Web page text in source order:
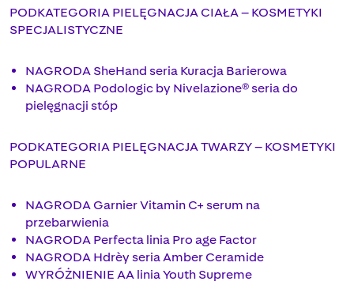
PODKATEGORIA PIELĘGNACJA CIAŁA – KOSMETYKI
SPECJALISTYCZNE
NAGRODA SheHand seria Kuracja Barierowa
NAGRODA Podologic by Nivelazione® seria do
pielęgnacji stóp
PODKATEGORIA PIELĘGNACJA TWARZY – KOSMETYKI
POPULARNE
NAGRODA Garnier Vitamin C+ serum na
przebarwienia
NAGRODA Perfecta linia Pro age Factor
NAGRODA Hdrèy seria Amber Ceramide
WYRÓŻNIENIE AA linia Youth Supreme